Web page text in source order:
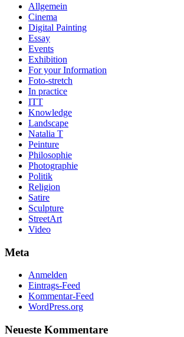
Allgemein
Cinema
Digital Painting
Essay
Events
Exhibition
For your Information
Foto-stretch
In practice
ITT
Knowledge
Landscape
Natalia T
Peinture
Philosophie
Photographie
Politik
Religion
Satire
Sculpture
StreetArt
Video
Meta
Anmelden
Eintrags-Feed
Kommentar-Feed
WordPress.org
Neueste Kommentare